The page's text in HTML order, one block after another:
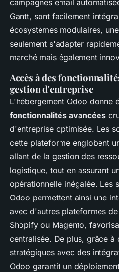
campagnes email
Gantt, sont facilement
écosystèmes modulaires,
seulement s'adapter
marché mais également
Accès à des
gestion d'entreprise
L'hébergement Odoo donne
fonctionnalités avancées
d'entreprise optimisée. Les
cette plateforme englobent
allant de la gestion des
logistique, tout en assurant
opérationnelle inégalée. Les
Odoo permettent ainsi une
avec d'autres plateformes
Shopify ou Magento,
centralisée. De plus, grâce à
stratégiques avec des
Odoo garantit un